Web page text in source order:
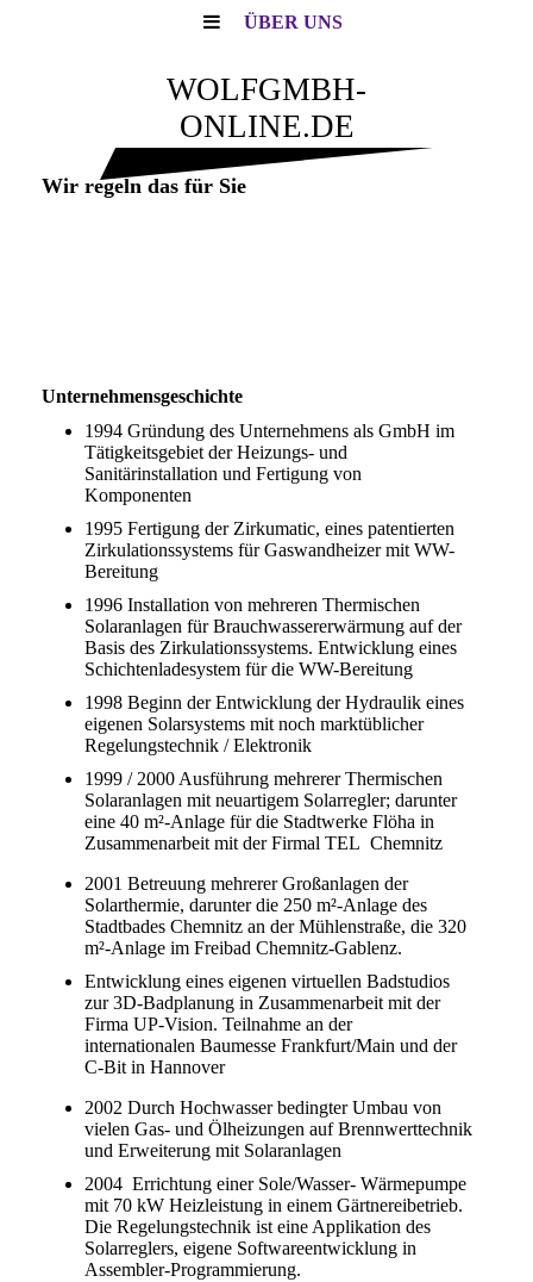
ÜBER UNS
WOLFGMBH-
ONLINE.DE
Wir regeln das für Sie
Unternehmensgeschichte
1994 Gründung des Unternehmens als GmbH im
Tätigkeitsgebiet der Heizungs- und
Sanitärinstallation und Fertigung von
Komponenten
1995 Fertigung der Zirkumatic, eines patentierten
Zirkulationssystems für Gaswandheizer mit WW-
Bereitung
1996 Installation von mehreren Thermischen
Solaranlagen für Brauchwassererwärmung auf der
Basis des Zirkulationssystems. Entwicklung eines
Schichtenladesystem für die WW-Bereitung
1998 Beginn der Entwicklung der Hydraulik eines
eigenen Solarsystems mit noch marktüblicher
Regelungstechnik / Elektronik
1999 / 2000 Ausführung mehrerer Thermischen
Solaranlagen mit neuartigem Solarregler; darunter
eine 40 m²-Anlage für die Stadtwerke Flöha in
Zusammenarbeit mit der Firmal TEL Chemnitz
2001 Betreuung mehrerer Großanlagen der
Solarthermie, darunter die 250 m²-Anlage des
Stadtbades Chemnitz an der Mühlenstraße, die 320
m²-Anlage im Freibad Chemnitz-Gablenz.
Entwicklung eines eigenen virtuellen Badstudios
zur 3D-Badplanung in Zusammenarbeit mit der
Firma UP-Vision. Teilnahme an der
internationalen Baumesse Frankfurt/Main und der
C-Bit in Hannover
2002 Durch Hochwasser bedingter Umbau von
vielen Gas- und Ölheizungen auf Brennwerttechnik
und Erweiterung mit Solaranlagen
2004 Errichtung einer Sole/Wasser- Wärmepumpe
mit 70 kW Heizleistung in einem Gärtnereibetrieb.
Die Regelungstechnik ist eine Applikation des
Solarreglers, eigene Softwareentwicklung in
Assembler-Programmierung.